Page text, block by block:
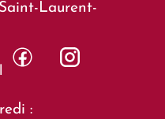
Laurent-
: